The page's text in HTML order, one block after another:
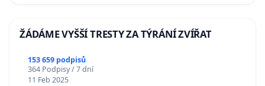
ŽÁDÁME VYŠŠÍ TRESTY ZA TÝRÁNÍ ZVÍŘAT
153 659 podpisů
364 Podpisy / 7 dní
11 Feb 2025